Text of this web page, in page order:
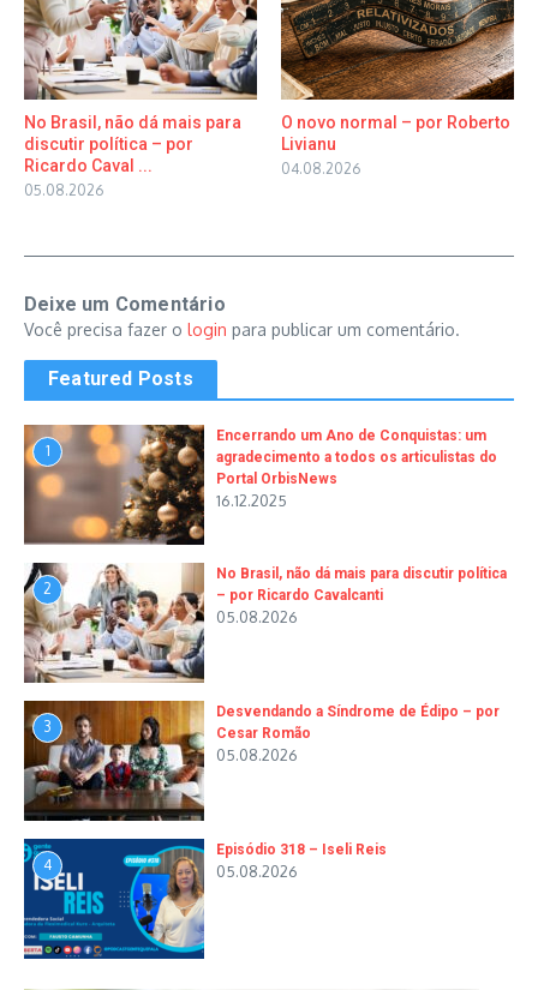
No Brasil, não dá mais para
discutir política – por
Ricardo Caval ...
05.08.2026
O novo normal – por Roberto
Livianu
04.08.2026
Deixe um Comentário
Você precisa fazer o login para publicar um comentário.
Featured Posts
1
Encerrando um Ano de Conquistas: um
agradecimento a todos os articulistas do
Portal OrbisNews
16.12.2025
2
No Brasil, não dá mais para discutir política
– por Ricardo Cavalcanti
05.08.2026
3
Desvendando a Síndrome de Édipo – por
Cesar Romão
05.08.2026
4
Episódio 318 – Iseli Reis
05.08.2026